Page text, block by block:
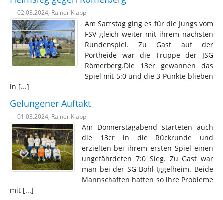
— 02.03.2024, Rainer Klapp
Am Samstag ging es für die Jungs vom
FSV gleich weiter mit ihrem nächsten
Rundenspiel. Zu Gast auf der
Portheide war die Truppe der JSG
Römerberg.Die 13er gewannen das
Spiel mit 5:0 und die 3 Punkte blieben
in [...]
Gelungener Auftakt
— 01.03.2024, Rainer Klapp
Am Donnerstagabend starteten auch
die 13er in die Rückrunde und
erzielten bei ihrem ersten Spiel einen
ungefährdeten 7:0 Sieg. Zu Gast war
man bei der SG Böhl-Iggelheim. Beide
Mannschaften hatten so ihre Probleme
mit [...]